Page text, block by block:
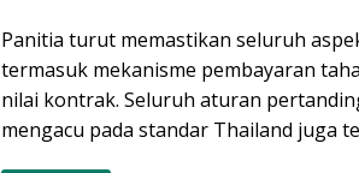
Panitia turut memastikan seluruh
termasuk mekanisme pembayaran
nilai kontrak. Seluruh aturan
mengacu pada standar Thailand juga